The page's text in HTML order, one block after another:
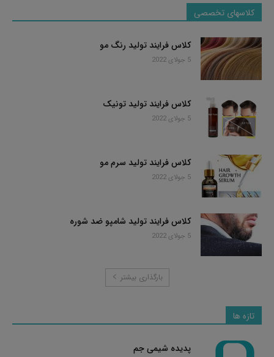
کلاسهای تخصصی
کلاس فرایند تولید رنگ مو
5 جولای 2022
کلاس فرایند تولید تونیک
5 جولای 2022
کلاس فرایند تولید سرم مو
5 جولای 2022
کلاس فرایند تولید شامپو ضد شوره
5 جولای 2022
بارگذاری بیشتر
تازه ها
پدیده شیمی جم